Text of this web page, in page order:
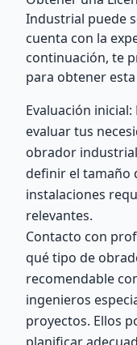
Industrial puede
cuenta con la
continuación, te
para obtener
Evaluación
evaluar tus
obrador
definir el tamaño
instalaciones
relevantes.
Contacto con
qué tipo de
recomendable
ingenieros
proyectos. Ellos